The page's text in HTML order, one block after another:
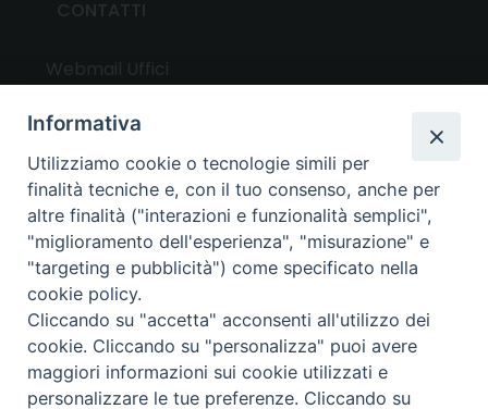
UTILITY
News
Altri articoli
Notizie nazionali
Download
Amministrazione Trasparente
Informativa
Utilizziamo cookie o tecnologie simili per
finalità tecniche e, con il tuo consenso, anche per
altre finalità ("interazioni e funzionalità semplici",
"miglioramento dell'esperienza", "misurazione" e
"targeting e pubblicità") come specificato nella
cookie policy.
Cliccando su "accetta" acconsenti all'utilizzo dei
cookie. Cliccando su "personalizza" puoi avere
maggiori informazioni sui cookie utilizzati e
personalizzare le tue preferenze. Cliccando su